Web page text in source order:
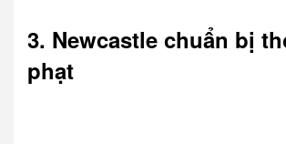
3. Newcastle chuẩn bị
phạt